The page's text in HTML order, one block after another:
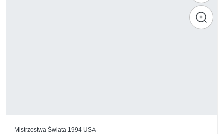
Mistrzostwa Świata 1994 USA